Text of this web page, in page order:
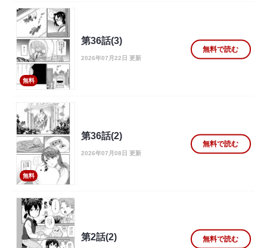
無料
第36話(3)
2026年07月22日 更新
無料で読む
無料
第36話(2)
2026年07月08日 更新
無料で読む
第2話(2) 無料で読む